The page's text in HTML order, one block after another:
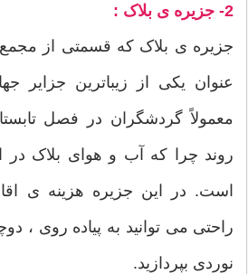
2- جزیره ی بلاک :
جزیره ی بلاک که قسمتی از
عنوان یکی از زیباترین جزایر
معمولاً گردشگران در فصل
روند چرا که آب و هوای بلاک در
است. در این جزیره هزینه ی
راحتی می توانید به پیاده روی ،
نوردی بپردازید.